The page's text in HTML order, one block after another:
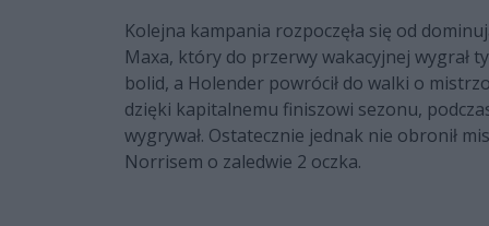
Kolejna kampania rozpoczęła się od
Maxa, który do przerwy wakacyjnej wygrał
bolid, a Holender powrócił do walki o
dzięki kapitalnemu finiszowi sezonu,
wygrywał. Ostatecznie jednak nie obronił
Norrisem o zaledwie 2 oczka.